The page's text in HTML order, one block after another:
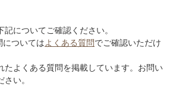
についてご確認ください。
ついてはよくある質問でご確認いただけ
よくある質問を掲載しています。お問い
い。